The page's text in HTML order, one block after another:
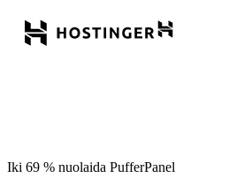
Iki 69 % nuolaida PufferPanel